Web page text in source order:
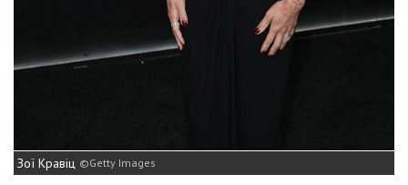
Зої Кравіц Getty Images